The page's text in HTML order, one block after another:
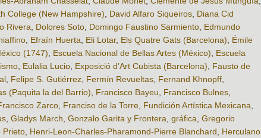
College (New Hampshire), David Alfaro Siqueiros, Diana Cid
Rivera, Dolores Soto, Domingo Faustino Sarmiento, Edmundo
, Efraín Huerta, Eli Lotar, Els Quatre Gats (Barcelona), Émile
(1747), Escuela Nacional de Bellas Artes (México), Escuela
, Eulalia Lucio, Exposició d’Art Cubista (Barcelona), Fausto de
, Felipe S. Gutiérrez, Fermín Revueltas, Fernand Khnopff,
(Paquita la del Barrio), Francisco Bayeu, Francisco Bulnes,
Zarco, Franciso de la Torre, Fundición Artística Mexicana,
, Gladys March, Gonzalo Garita y Frontera, gráfica, Gregorio
Prieto, Henri-Leon-Charles-Pharamond-Pierre Blanchard, Herculano